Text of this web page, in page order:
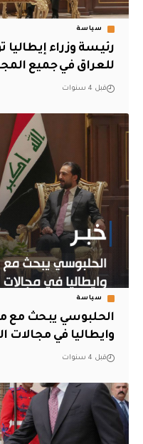
سياسة
رئيسة وزراء إيطاليا
للعراق في جميع
قبل 4 سنوات
سياسة
الحلبوسي يبحث مع
وايطاليا في مجالات
قبل 4 سنوات